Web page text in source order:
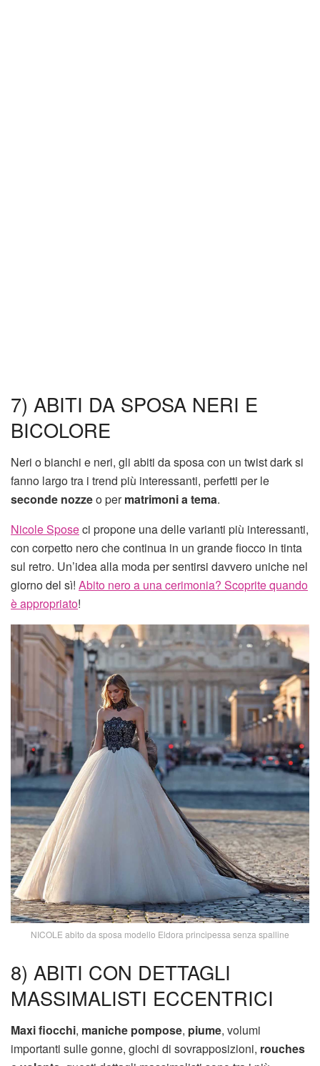
7) ABITI DA SPOSA NERI E
BICOLORE
Neri o bianchi e neri, gli abiti da sposa con un twist dark si
fanno largo tra i trend più interessanti, perfetti per le
seconde nozzeo permatrimoni a tema.
Nicole Sposeci propone una delle varianti più interessanti,
con corpetto nero che continua in un grande fiocco in tinta
sul retro. Un’idea alla moda per sentirsi davvero uniche nel
giorno del sì! Abito nero a una cerimonia? Scoprite quando
è appropriato!
NICOLE abito da sposa modello Eldora principessa senza spalline
8) ABITI CON DETTAGLI
MASSIMALISTI ECCENTRICI
Maxi fiocchi, maniche pompose, piume, volumi
importanti sulle gonne, giochi di sovrapposizioni, rouches